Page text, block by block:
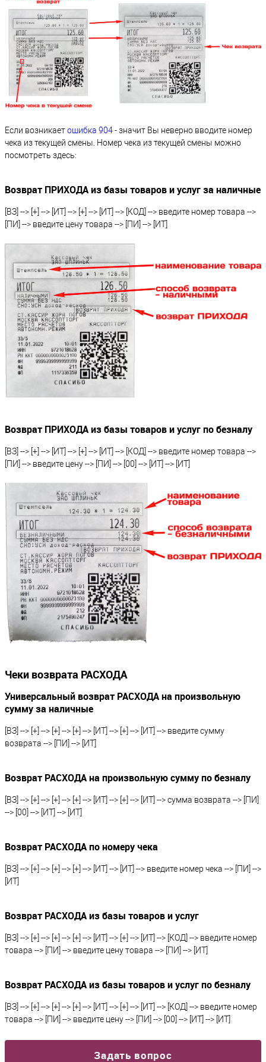
Если возникаетошибка 904- значит Вы неверно вводите номер
чека из текущей смены. Номер чека из текущей смены можно
посмотреть здесь:
Возврат ПРИХОДА из базы товаров и услуг за наличные
[ВЗ] --> [+] --> [ИТ] --> [+] --> [ИТ] --> [КОД] --> введите номер товара -->
[ПИ] --> введите цену товара --> [ПИ] --> [ИТ]
Возврат ПРИХОДА из базы товаров и услуг по безналу
[ВЗ] --> [+] --> [ИТ] --> [+] --> [ИТ] --> [КОД] --> введите номер товара -->
[ПИ] --> введите цену --> [ПИ] --> [00] --> [ИТ] --> [ИТ]
Чеки возврата РАСХОДА
Универсальный возврат РАСХОДА на произвольную
сумму за наличные
[ВЗ] --> [+] --> [+] --> [+] --> [ИТ] --> [+] --> [ИТ] --> введите сумму
возврата --> [ПИ] --> [ИТ]
Возврат РАСХОДА на произвольную сумму по безналу
[ВЗ] --> [+] --> [+] --> [+] --> [ИТ] --> [+] --> [ИТ] --> сумма возврата --> [ПИ]
--> [00] --> [ИТ] --> [ИТ]
Возврат РАСХОДА по номеру чека
[ВЗ] --> [+] --> [+] --> [+] --> [ИТ] --> [ИТ] --> введите номер чека --> [ПИ] -->
[ИТ]
Возврат РАСХОДА из базы товаров и услуг
[ВЗ] --> [+] --> [+] --> [+] --> [ИТ] --> [+] --> [ИТ] --> [КОД] --> введите номер
товара --> [ПИ] --> введите цену товара --> [ПИ] --> [ИТ]
Возврат РАСХОДА из базы товаров и услуг по безналу
[ВЗ] --> [+] --> [+] --> [+] --> [ИТ] --> [+] --> [ИТ] --> [КОД] --> введите номер
товара --> [ПИ] --> введите цену --> [ПИ] --> [00] --> [ИТ] --> [ИТ]
Задать вопрос